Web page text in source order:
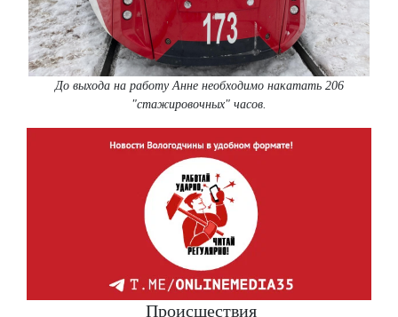
До выхода на работу Анне необходимо накатать 206
"стажировочных" часов.
Происшествия